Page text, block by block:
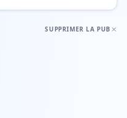
SUPPRIMER LA PUB